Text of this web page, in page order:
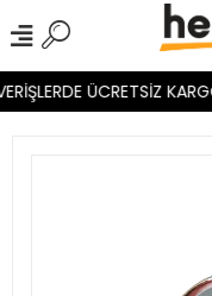
ÜCRETSİZ